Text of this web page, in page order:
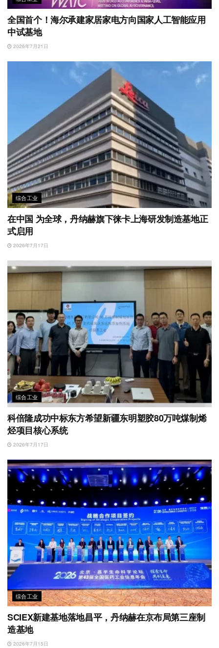
全国首个！海尔承建家居家电方向国家人工智能应用
中试基地
2026年7月21日
综合工业
在中国 为全球，丹纳赫旗下徕卡上海研发制造基地正
式启用
2026年7月17日
综合工业
科倍隆成功中标东方希望新疆东明塑胶80万吨煤制烯
烃项目核心系统
2026年7月17日
综合工业
SCIEX新建基地落地昌平，丹纳赫在京布局第三座制
造基地
2026年7月15日